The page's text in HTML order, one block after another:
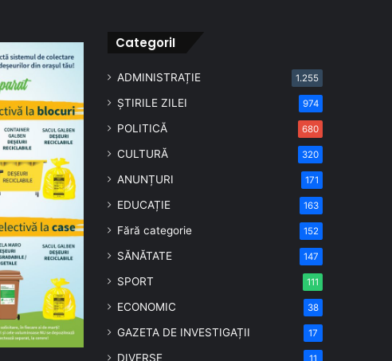
CategoriI
ADMINISTRAȚIE 1.255
ȘTIRILE ZILEI 974
POLITICĂ 680
CULTURĂ 320
ANUNȚURI 171
EDUCAȚIE 163
Fără categorie 152
SĂNĂTATE 147
SPORT 111
ECONOMIC 38
GAZETA DE INVESTIGAȚII 17
DIVERSE